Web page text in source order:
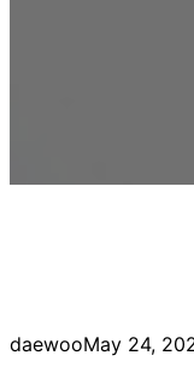
daewooMay 24,